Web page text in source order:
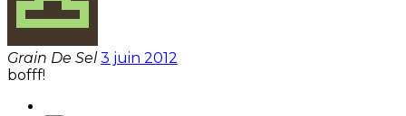
Grain De Sel 3 juin 2012
bofff!